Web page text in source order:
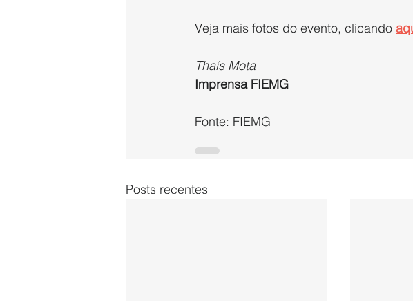
Veja mais fotos do evento, clicando
Thaís Mota
Imprensa FIEMG
Fonte: FIEMG
Posts recentes